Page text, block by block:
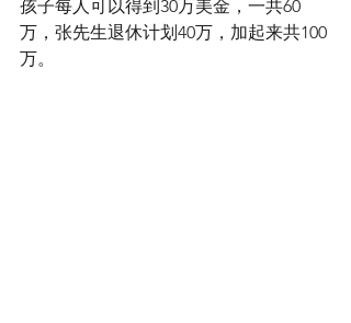
孩子每人可以得到30万美金，一共60
万，张先生退休计划40万，加起来共100
万。